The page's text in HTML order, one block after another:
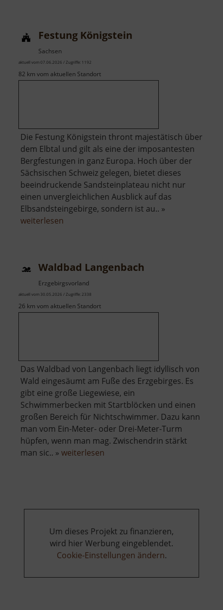
Festung Königstein
Sachsen
aktuell vom 07.06.2026 / Zugriffe: 1192
82 km vom aktuellen Standort
Die Festung Königstein thront majestätisch über
dem Elbtal und gilt als eine der imposantesten
Bergfestungen in ganz Europa. Hoch über der
Sächsischen Schweiz gelegen, bietet dieses
beeindruckende Sandsteinplateau nicht nur
einen unvergleichlichen Ausblick auf das
Elbsandsteingebirge, sondern ist au.. »
weiterlesen
Waldbad Langenbach
Erzgebirgsvorland
aktuell vom 30.05.2026 / Zugriffe: 2338
26 km vom aktuellen Standort
Das Waldbad von Langenbach liegt idyllisch von
Wald eingesäumt am Fuße des Erzgebirges. Es
gibt eine große Liegewiese, ein
Schwimmerbecken mit Startblöcken und einen
großen Bereich für Nichtschwimmer. Dazu kann
man vom Ein-Meter- oder Drei-Meter-Turm
hüpfen, wenn man mag. Zwischendrin stärkt
man sic.. » weiterlesen
Um dieses Projekt zu finanzieren,
wird hier Werbung eingeblendet.
Cookie-Einstellungen ändern.